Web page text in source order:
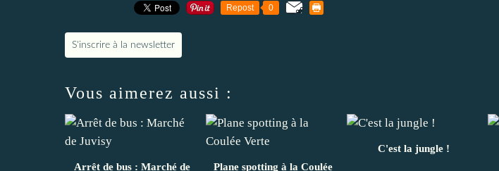
Repost 0
S'inscrire à la newsletter
Vous aimerez aussi :
Arrêt de bus : Marché de
Plane spotting à la Coulée
C'est la jungle !